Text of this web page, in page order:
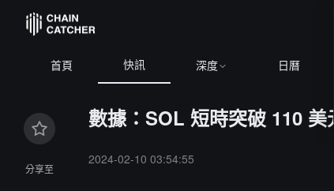
首頁 快訊 深度 日曆
分享至
數據：SOL 短時突破 110
2024-02-10 03:54:55